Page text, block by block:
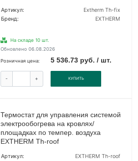
Артикул:
Extherm Th-fix
Бренд:
EXTHERM
На складе 10 шт.
Обновлено 06.08.2026
Розничная цена: 5 536.73 руб. / шт.
- + КУПИТЬ
Термостат для управления системой
электрообогрева на кровлях/
площадках по темпер. воздуха
EXTHERM Th-roof
Артикул:
EXTHERM Th-roof